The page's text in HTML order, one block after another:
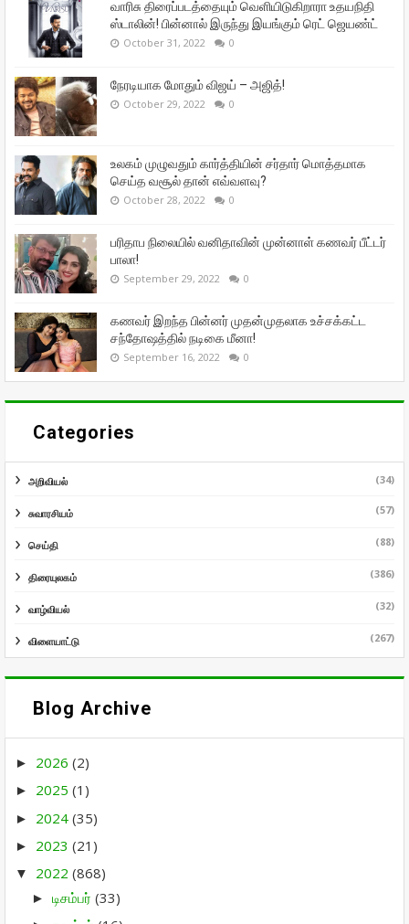
வாரிசு திரைப்படத்தையும் வெளியிடுகிறாரா உதயநிதி
ஸ்டாலின்! பின்னால் இருந்து இயங்கும் ரெட் ஜெயண்ட்
October 31, 2022 0
நேரடியாக மோதும் விஜய் – அஜித்!
October 29, 2022 0
உலகம் முழுவதும் கார்த்தியின் சர்தார் மொத்தமாக
செய்த வசூல் தான் எவ்வளவு?
October 28, 2022 0
பரிதாப நிலையில் வனிதாவின் முன்னாள் கணவர் பீட்டர்
பாலா!
September 29, 2022 0
கணவர் இறந்த பின்னர் முதன்முதலாக உச்சக்கட்ட
சந்தோஷத்தில் நடிகை மீனா!
September 16, 2022 0
Categories
அறிவியல் (34)
சுவாரசியம் (57)
செய்தி (88)
திரையுலகம் (386)
வாழ்வியல் (32)
விளையாட்டு (267)
Blog Archive
► 2026 (2)
► 2025 (1)
► 2024 (35)
► 2023 (21)
▼ 2022 (868)
► டிசம்பர் (33)